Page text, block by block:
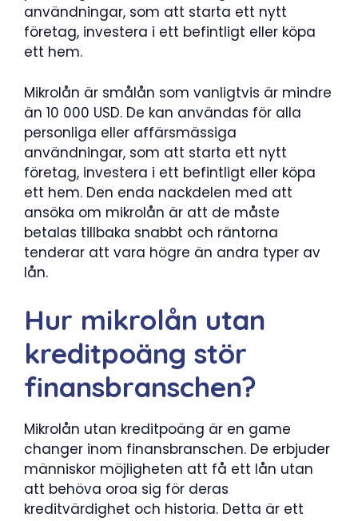
användningar, som att starta ett nytt
företag, investera i ett befintligt eller köpa
ett hem.
Mikrolån är smålån som vanligtvis är mindre
än 10 000 USD. De kan användas för alla
personliga eller affärsmässiga
användningar, som att starta ett nytt
företag, investera i ett befintligt eller köpa
ett hem. Den enda nackdelen med att
ansöka om mikrolån är att de måste
betalas tillbaka snabbt och räntorna
tenderar att vara högre än andra typer av
lån.
Hur mikrolån utan
kreditpoäng stör
finansbranschen?
Mikrolån utan kreditpoäng är en game
changer inom finansbranschen. De erbjuder
människor möjligheten att få ett lån utan
att behöva oroa sig för deras
kreditvärdighet och historia. Detta är ett